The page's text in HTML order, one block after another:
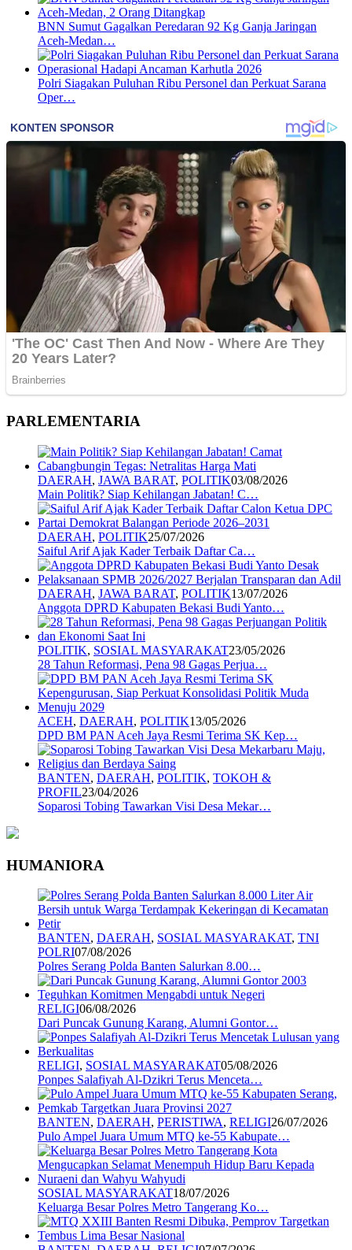
BNN Sumut Gagalkan Peredaran 92 Kg Ganja Jaringan
Aceh-Medan…
Polri Siagakan Puluhan Ribu Personel dan Perkuat Sarana
Oper…
PARLEMENTARIA
DAERAH, JAWA BARAT, POLITIK03/08/2026
Main Politik? Siap Kehilangan Jabatan! C…
DAERAH, POLITIK25/07/2026
Saiful Arif Ajak Kader Terbaik Daftar Ca…
DAERAH, JAWA BARAT, POLITIK13/07/2026
Anggota DPRD Kabupaten Bekasi Budi Yanto…
POLITIK, SOSIAL MASYARAKAT23/05/2026
28 Tahun Reformasi, Pena 98 Gagas Perjua…
ACEH, DAERAH, POLITIK13/05/2026
DPD BM PAN Aceh Jaya Resmi Terima SK Kep…
BANTEN, DAERAH, POLITIK, TOKOH &
PROFIL23/04/2026
Soparosi Tobing Tawarkan Visi Desa Mekar…
HUMANIORA
BANTEN, DAERAH, SOSIAL MASYARAKAT, TNI
POLRI07/08/2026
Polres Serang Polda Banten Salurkan 8.00…
RELIGI06/08/2026
Dari Puncak Gunung Karang, Alumni Gontor…
RELIGI, SOSIAL MASYARAKAT05/08/2026
Ponpes Salafiyah Al-Dzikri Terus Menceta…
BANTEN, DAERAH, PERISTIWA, RELIGI26/07/2026
Pulo Ampel Juara Umum MTQ ke-55 Kabupate…
SOSIAL MASYARAKAT18/07/2026
Keluarga Besar Polres Metro Tangerang Ko…